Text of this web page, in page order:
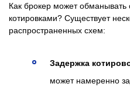
Как брокер может обманывать
котировками? Существует
распространенных схем:
Задержка
может намеренно